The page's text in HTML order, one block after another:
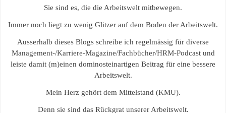
Sie sind es, die die Arbeitswelt mitbewegen.
Immer noch liegt zu wenig Glitzer auf dem Boden der Arbeitswelt.
Ausserhalb dieses Blogs schreibe ich regelmässig für diverse
Management-/Karriere-Magazine/Fachbücher/HRM-Podcast und
leiste damit (m)einen dominosteinartigen Beitrag für eine bessere
Arbeitswelt.
Mein Herz gehört dem Mittelstand (KMU).
Denn sie sind das Rückgrat unserer Arbeitswelt.